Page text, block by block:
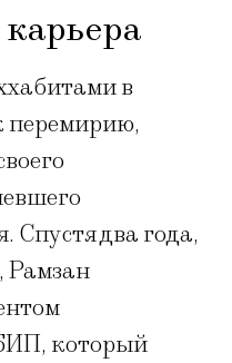
в
перемирию,
Спустя два года,
Рамзан
который